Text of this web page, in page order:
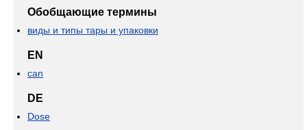
Обобщающие термины
виды и типы тары и упаковки
EN
can
DE
Dose